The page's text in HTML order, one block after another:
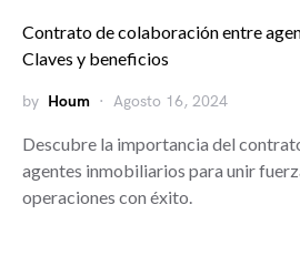
Contrato de colaboración entre
Claves y beneficios
by Houm Agosto 16, 2024
Descubre la importancia del
agentes inmobiliarios para unir
operaciones con éxito.